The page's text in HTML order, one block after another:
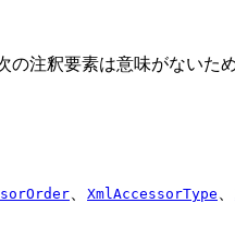
注釈要素は意味がないた
XmlAccessorType